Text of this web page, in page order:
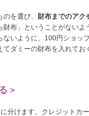
を選び、 財布までのアク
布」ということがない
いように、100円ショッ
ダミーの財布を入れてお
＞
分けます。クレジットカ